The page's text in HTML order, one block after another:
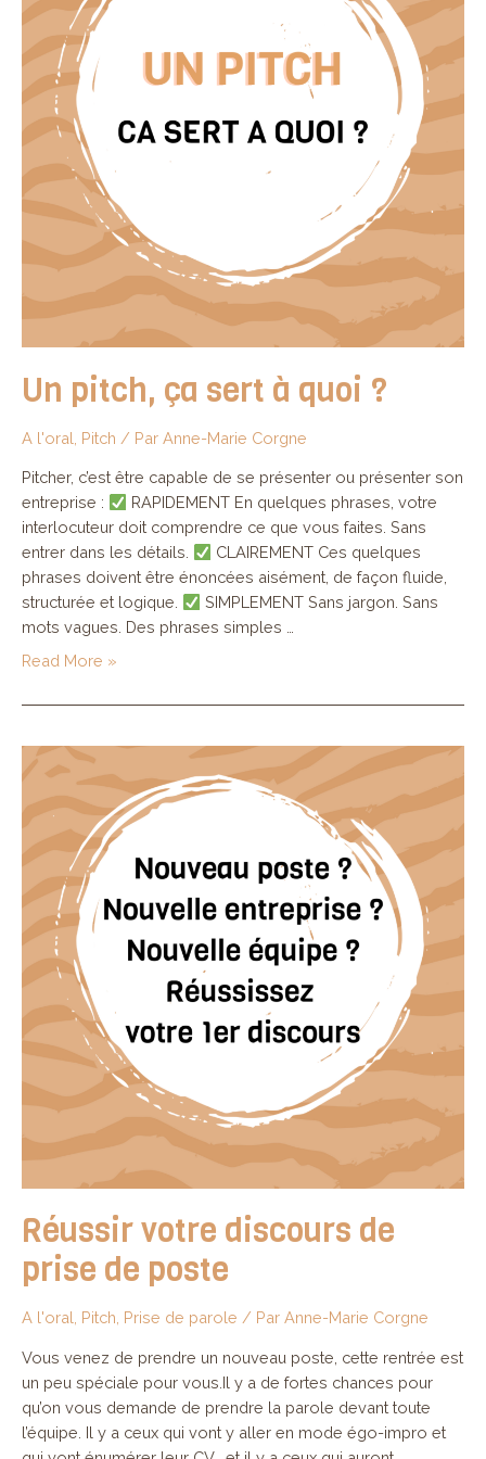
Un pitch, ça sert à quoi ?
A l'oral Pitch / Par Anne-Marie Corgne
Pitcher, c’est être capable de se présenter ou présenter son
entreprise :
RAPIDEMENT En quelques phrases, votre
interlocuteur doit comprendre ce que vous faites. Sans
entrer dans les détails.
CLAIREMENT Ces quelques
phrases doivent être énoncées aisément, de façon fluide,
structurée et logique.
SIMPLEMENT Sans jargon. Sans
mots vagues. Des phrases simples …
Un
ça
quoi
?
Read More »
Réussir votre discours de
prise de poste
A l'oral, Pitch, Prise de parole / Par Anne-Marie Corgne
Vous venez de prendre un nouveau poste, cette rentrée est
un peu spéciale pour vous.Il y a de fortes chances pour
qu’on vous demande de prendre la parole devant toute
l’équipe. Il y a ceux qui vont y aller en mode égo-impro et